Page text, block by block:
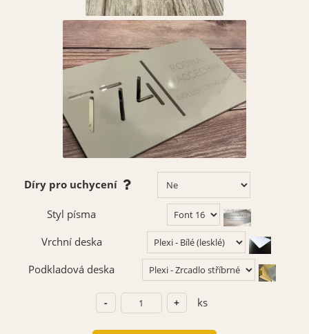
Díry pro uchycení
Styl písma
Vrchní deska
Podkladová deska
ks